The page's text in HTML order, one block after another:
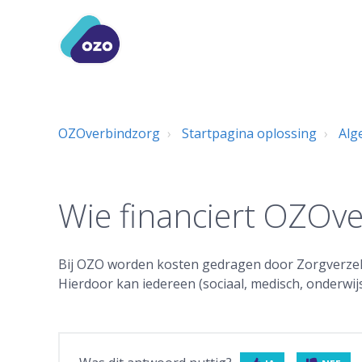
OZOverbindzorg Startpagina oplossing
Wie financiert
Bij OZO worden kosten gedragen door
Hierdoor kan iedereen (sociaal, medisch,